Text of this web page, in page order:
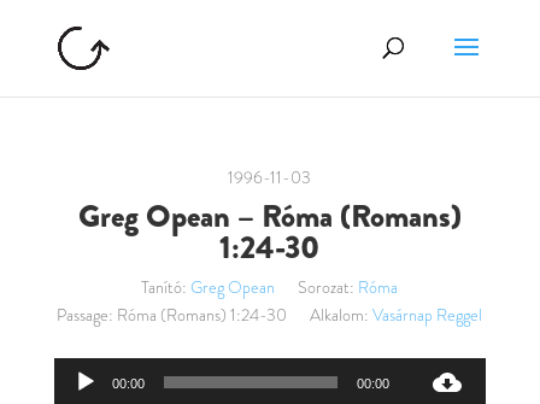
1996-11-03
Greg Opean – Róma (Romans)
1:24-30
Tanító: Greg Opean Sorozat: Róma
Passage: Róma (Romans) 1:24-30 Alkalom: Vasárnap Reggel
Audió
00:00 00:00